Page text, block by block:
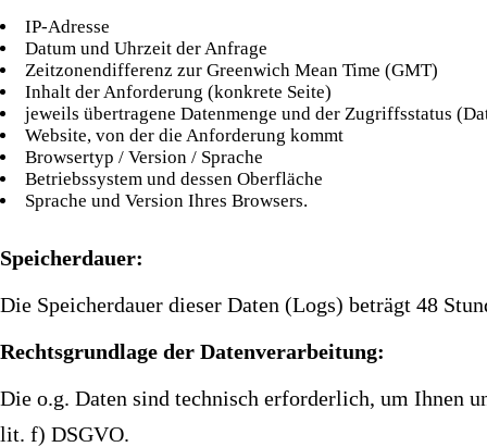
IP-Adresse
Datum und Uhrzeit der Anfrage
Zeitzonendifferenz zur Greenwich Mean Time (GMT)
Inhalt der Anforderung (konkrete Seite)
jeweils übertragene Datenmenge und der Zugriffsstatus
Website, von der die Anforderung kommt
Browsertyp / Version / Sprache
Betriebssystem und dessen Oberfläche
Sprache und Version Ihres Browsers.
Speicherdauer:
Die Speicherdauer dieser Daten (Logs) beträgt 48
Rechtsgrundlage der Datenverarbeitung:
Die o.g. Daten sind technisch erforderlich, um Ihnen
lit. f) DSGVO.